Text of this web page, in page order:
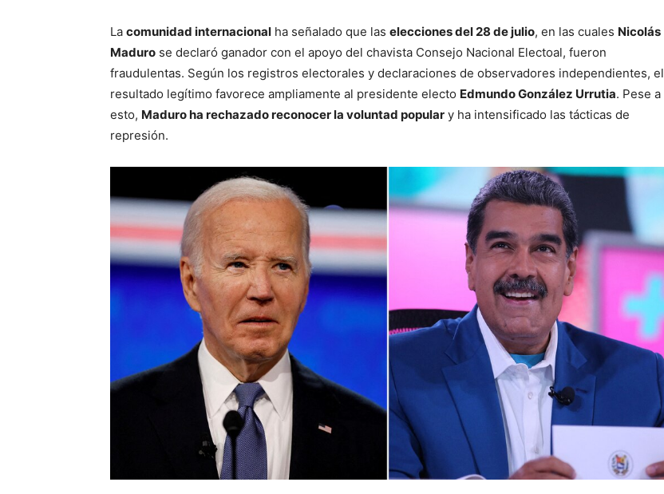
La comunidad internacional ha señalado que las elecciones del 28 de julio, en las cuales Nicolás
Maduro se declaró ganador con el apoyo del chavista Consejo Nacional Electoal, fueron
fraudulentas. Según los registros electorales y declaraciones de observadores independientes, el
resultado legítimo favorece ampliamente al presidente electo Edmundo González Urrutia. Pese a
esto, Maduro ha rechazado reconocer la voluntad popular y ha intensificado las tácticas de
represión.